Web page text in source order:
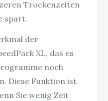
Trockenzeiten
spart.
der
XL, das es
noch
Diese Funktion ist
Sie wenig Zeit